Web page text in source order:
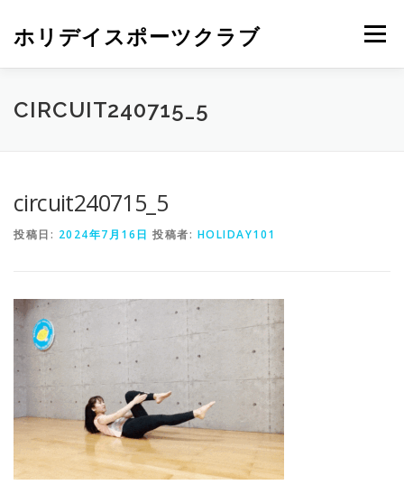
ホリデイスポーツクラブ メニュー
CIRCUIT240715_5
circuit240715_5
投稿日: 2024年7月16日 投稿者: HOLIDAY101